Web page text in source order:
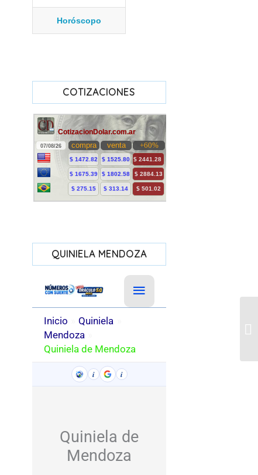
Horóscopo
COTIZACIONES
QUINIELA MENDOZA